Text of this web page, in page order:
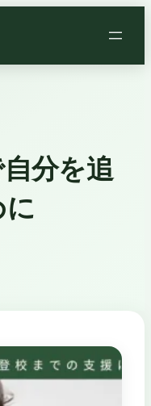
分を追
に